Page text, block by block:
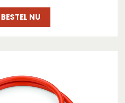
BESTEL NU